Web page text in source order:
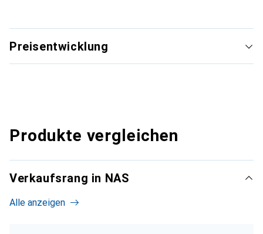
Preisentwicklung
Produkte vergleichen
Verkaufsrang in NAS
Alle anzeigen